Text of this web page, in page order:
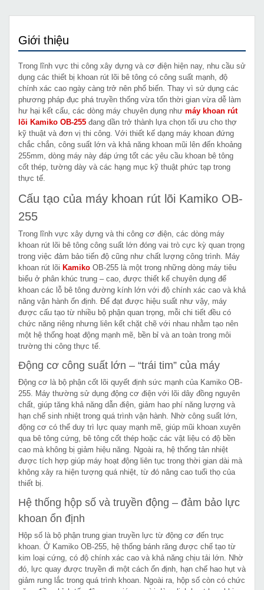
Giới thiệu
Trong lĩnh vực thi công xây dựng và cơ điện hiện nay, nhu cầu sử
dụng các thiết bị khoan rút lõi bê tông có công suất mạnh, độ
chính xác cao ngày càng trở nên phổ biến. Thay vì sử dụng các
phương pháp đục phá truyền thống vừa tốn thời gian vừa dễ làm
hư hại kết cấu, các dòng máy chuyên dụng như máy khoan rút
lõi Kamiko OB-255 đang dần trở thành lựa chọn tối ưu cho thợ
kỹ thuật và đơn vị thi công. Với thiết kế dạng máy khoan đứng
chắc chắn, công suất lớn và khả năng khoan mũi lên đến khoảng
255mm, dòng máy này đáp ứng tốt các yêu cầu khoan bê tông
cốt thép, tường dày và các hạng mục kỹ thuật phức tạp trong
thực tế.
Cấu tạo của máy khoan rút lõi Kamiko OB-
255
Trong lĩnh vực xây dựng và thi công cơ điện, các dòng máy
khoan rút lõi bê tông công suất lớn đóng vai trò cực kỳ quan trọng
trong việc đảm bảo tiến độ cũng như chất lượng công trình. Máy
khoan rút lõi Kamiko OB-255 là một trong những dòng máy tiêu
biểu ở phân khúc trung – cao, được thiết kế chuyên dụng để
khoan các lỗ bê tông đường kính lớn với độ chính xác cao và khả
năng vận hành ổn định. Để đạt được hiệu suất như vậy, máy
được cấu tạo từ nhiều bộ phận quan trọng, mỗi chi tiết đều có
chức năng riêng nhưng liên kết chặt chẽ với nhau nhằm tạo nên
một hệ thống hoạt động mạnh mẽ, bền bỉ và an toàn trong môi
trường thi công thực tế.
Động cơ công suất lớn – “trái tim” của máy
Động cơ là bộ phận cốt lõi quyết định sức mạnh của Kamiko OB-
255. Máy thường sử dụng động cơ điện với lõi dây đồng nguyên
chất, giúp tăng khả năng dẫn điện, giảm hao phí năng lượng và
hạn chế sinh nhiệt trong quá trình vận hành. Nhờ công suất lớn,
động cơ có thể duy trì lực quay mạnh mẽ, giúp mũi khoan xuyên
qua bê tông cứng, bê tông cốt thép hoặc các vật liệu có độ bền
cao mà không bị giảm hiệu năng. Ngoài ra, hệ thống tản nhiệt
được tích hợp giúp máy hoạt động liên tục trong thời gian dài mà
không xảy ra hiện tượng quá nhiệt, từ đó nâng cao tuổi thọ của
thiết bị.
Hệ thống hộp số và truyền động – đảm bảo lực
khoan ổn định
Hộp số là bộ phận trung gian truyền lực từ động cơ đến trục
khoan. Ở Kamiko OB-255, hệ thống bánh răng được chế tạo từ
kim loại cứng, có độ chính xác cao và khả năng chịu tải lớn. Nhờ
đó, lực quay được truyền đi một cách ổn định, hạn chế hao hụt và
giảm rung lắc trong quá trình khoan. Ngoài ra, hộp số còn có chức